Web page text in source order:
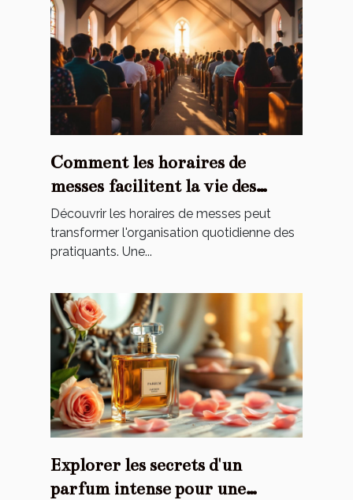
Comment les horaires de
messes facilitent la vie des
pratiquants ?
Découvrir les horaires de messes peut
transformer l'organisation quotidienne des
pratiquants. Une...
Explorer les secrets d'un
parfum intense pour une